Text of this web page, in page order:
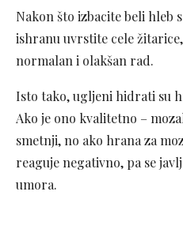
Nakon što izbacite beli hleb
ishranu uvrstite cele
normalan i olakšan rad.
Isto tako, ugljeni hidrati su
Ako je ono kvalitetno –
smetnji, no ako hrana za
reaguje negativno, pa se
umora.